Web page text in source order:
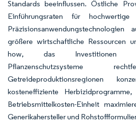
Standards beeinflussen. Östliche
Einführungsraten für hochwertige
größere wirtschaftliche Ressourcen
how, das Investitionen
Pflanzenschutzsysteme
Getreideproduktionsregionen
kosteneffiziente
Betriebsmittelkosten-Einheit
Generikahersteller und